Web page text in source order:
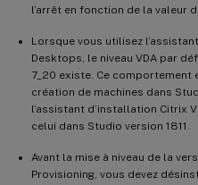
l’arrêt en fonction de la valeur
Lorsque vous utilisez
Desktops, le niveau VDA par
7_20 existe. Ce comportement
création de machines dans
l’assistant d’installation Citrix
celui dans Studio version 1811.
Avant la mise à niveau de la
Provisioning, vous devez